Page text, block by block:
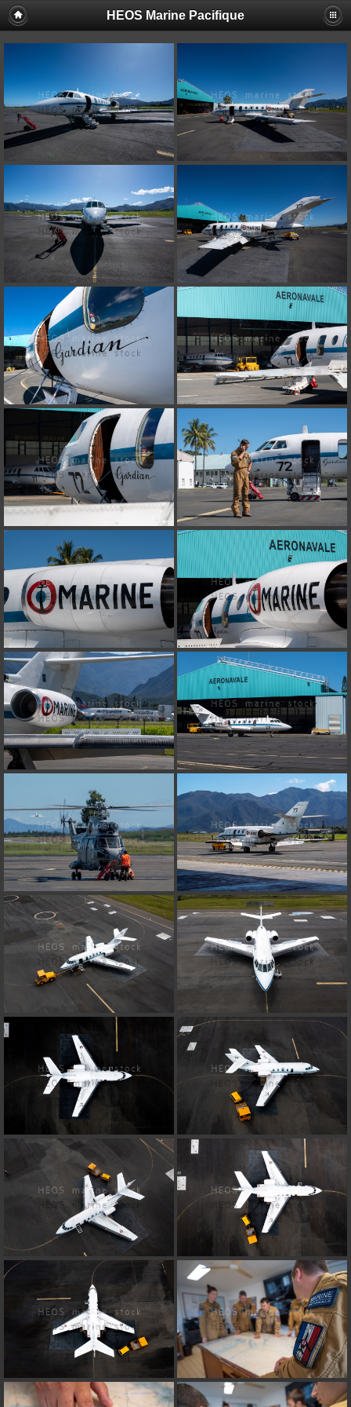
HEOS Marine Pacifique